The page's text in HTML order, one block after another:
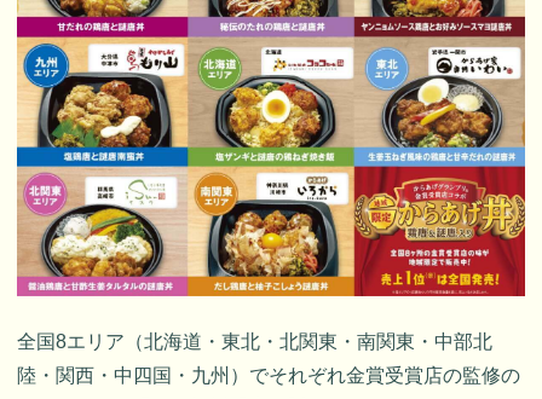
全国8エリア（北海道・東北・北関東・南関東・中部北
陸・関西・中四国・九州）でそれぞれ金賞受賞店の監修の